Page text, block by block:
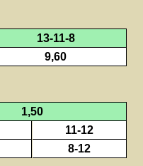
13-11-8
9,60
1,50
11-12
8-12